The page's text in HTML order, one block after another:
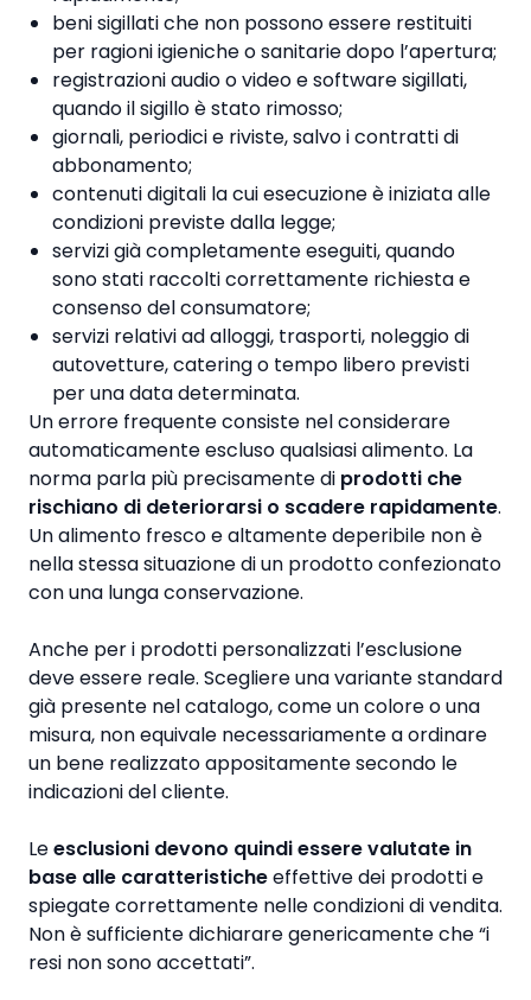
beni sigillati che non possono essere restituiti
per ragioni igieniche o sanitarie dopo l’apertura;
registrazioni audio o video e software sigillati,
quando il sigillo è stato rimosso;
giornali, periodici e riviste, salvo i contratti di
abbonamento;
contenuti digitali la cui esecuzione è iniziata alle
condizioni previste dalla legge;
servizi già completamente eseguiti, quando
sono stati raccolti correttamente richiesta e
consenso del consumatore;
servizi relativi ad alloggi, trasporti, noleggio di
autovetture, catering o tempo libero previsti
per una data determinata.
Un errore frequente consiste nel considerare
automaticamente escluso qualsiasi alimento. La
norma parla più precisamente di prodotti che
rischiano di deteriorarsi o scadere rapidamente.
Un alimento fresco e altamente deperibile non è
nella stessa situazione di un prodotto confezionato
con una lunga conservazione.
Anche per i prodotti personalizzati l’esclusione
deve essere reale. Scegliere una variante standard
già presente nel catalogo, come un colore o una
misura, non equivale necessariamente a ordinare
un bene realizzato appositamente secondo le
indicazioni del cliente.
Leesclusioni devono quindi essere valutate in
base alle caratteristicheeffettive dei prodotti e
spiegate correttamente nelle condizioni di vendita.
Non è sufficiente dichiarare genericamente che “i
resi non sono accettati”.